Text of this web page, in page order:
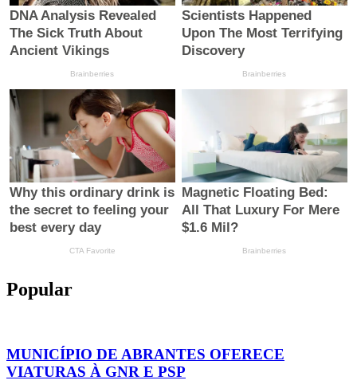
Popular
MUNICÍPIO DE ABRANTES OFERECE
VIATURAS À GNR E PSP